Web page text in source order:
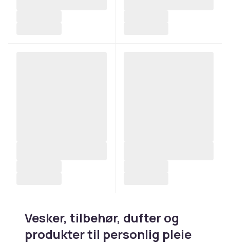
Vesker, tilbehør, dufter og
produkter til personlig pleie